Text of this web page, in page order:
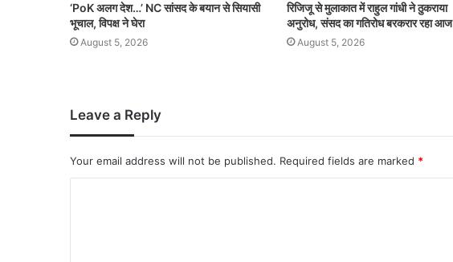
‘PoK अलग देश…’ NC सांसद के बयान से सियासी
भूचाल, विपक्ष ने घेरा
August 5, 2026
रिजिजू से मुलाकात में राहुल गांधी ने ठुकराया
अनुरोध, संसद का गतिरोध बरकरार रहा आज
August 5, 2026
Leave a Reply
Your email address will not be published. Required fields are marked *